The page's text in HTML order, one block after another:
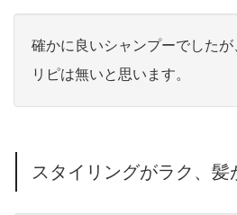
確かに良いシャンプーでした
リピは無いと思います。
スタイリングがラク、髪